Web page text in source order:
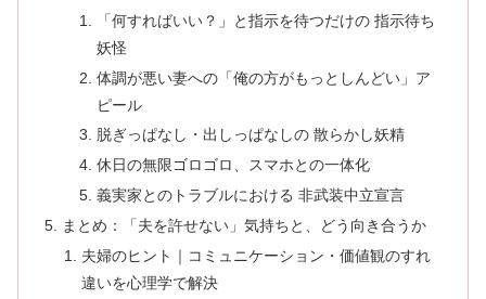
「何すればいい？」と指示を待つだけの 指示待ち
妖怪
体調が悪い妻への「俺の方がもっとしんどい」ア
ピール
脱ぎっぱなし・出しっぱなしの 散らかし妖精
休日の無限ゴロゴロ、スマホとの一体化
義実家とのトラブルにおける 非武装中立宣言
まとめ：「夫を許せない」気持ちと、どう向き合うか
夫婦のヒント｜コミュニケーション・価値観のすれ
違いを心理学で解決